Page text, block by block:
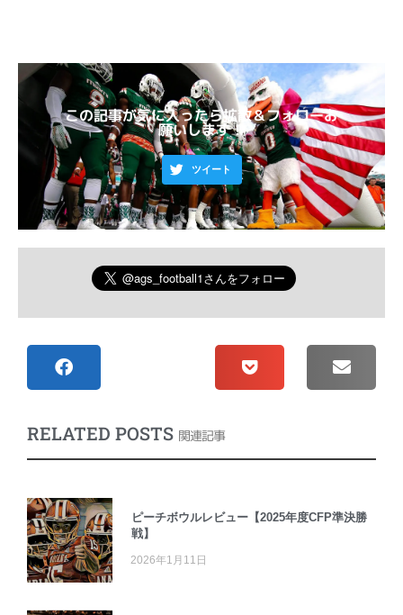
この記事が気に入ったら拡散＆フォローお
願いします！
ツイート
RELATED POSTS 関連記事
ピーチボウルレビュー【2025年度CFP準決勝
戦】
2026年1月11日